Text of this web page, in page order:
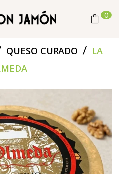
0
QUESO CURADO / LA